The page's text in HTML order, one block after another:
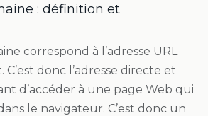
: définition et
correspond à l’adresse URL
donc l’adresse directe et
d’accéder à une page Web qui
le navigateur. C’est donc un